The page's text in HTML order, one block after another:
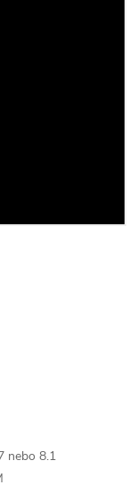
nebo 8.1